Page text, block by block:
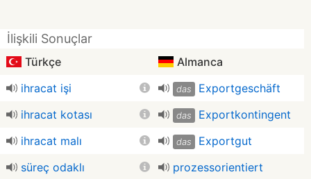
İlişkili Sonuçlar
Türkçe
Almanca
ihracat işi
das
Exportgeschäft
ihracat kotası
das
Exportkontingent
ihracat malı
das
Exportgut
süreç odaklı
prozessorientiert